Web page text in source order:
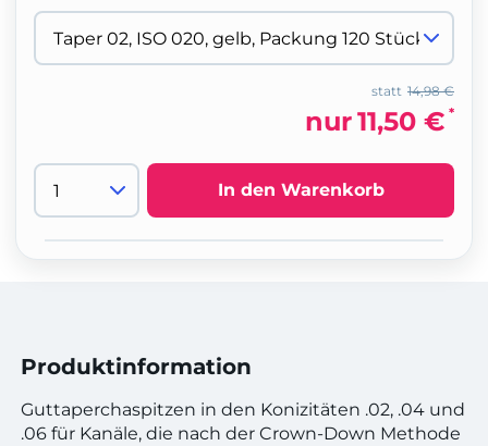
14,98 €
statt
nur11,50 € *
In den Warenkorb
Produktinformation
Guttaperchaspitzen in den Konizitäten .02, .04 und
.06 für Kanäle, die nach der Crown-Down Methode